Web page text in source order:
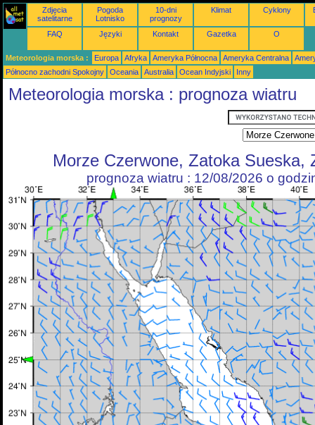
Zdjęcia
satelitarne
Pogoda
Lotnisko
10-dni
prognozy
Klimat Cyklony
FAQ Języki Kontakt Gazetka O
Meteorologia morska : Europa Afryka Ameryka Północna Ameryka Centralna
Północno zachodni Spokojny
Oceania Australia Ocean Indyjski Inny
Meteorologia morska : prognoza wiatru
Morze Czerwone, Zatoka Sueska,
prognoza wiatru : 12/08/2026 o